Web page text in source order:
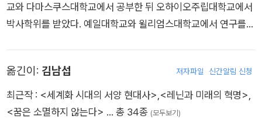
교와 다마스쿠스대학교에서 공부한 뒤 오하이오주립대학교에서
박사학위를 받았다. 예일대학교와 윌리엄스대학교에서 연구를
력, 미국·중동·아시아에 초점을 맞춘 20세기 지정학과 역사를 연
구하고 가르친다. 지은 책으로 《지구적 공세: 미국, 팔레스타인해
방기구, 포스트냉전 질서의 형성 The Global Offensive: The
옮긴이: 김남섭 저자파일 신간알림 신청
최근작 : <세계화 시대의 서양 현대사> <레닌과 미래의 혁명>
<꿈은 소멸하지 않는다> … 총 34종 (모두보기)